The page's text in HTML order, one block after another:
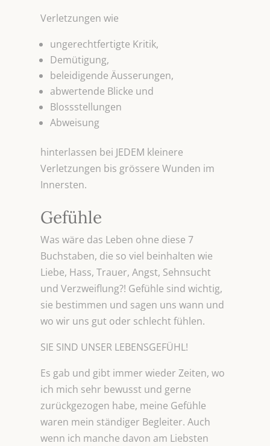
Verletzungen wie
ungerechtfertigte Kritik,
Demütigung,
beleidigende Äusserungen,
abwertende Blicke und
Blossstellungen
Abweisung
hinterlassen bei JEDEM kleinere
Verletzungen bis grössere Wunden im
Innersten.
Gefühle
Was wäre das Leben ohne diese 7
Buchstaben, die so viel beinhalten wie
Liebe, Hass, Trauer, Angst, Sehnsucht
und Verzweiflung?! Gefühle sind wichtig,
sie bestimmen und sagen uns wann und
wo wir uns gut oder schlecht fühlen.
SIE SIND UNSER LEBENSGEFÜHL!
Es gab und gibt immer wieder Zeiten, wo
ich mich sehr bewusst und gerne
zurückgezogen habe, meine Gefühle
waren mein ständiger Begleiter. Auch
wenn ich manche davon am Liebsten